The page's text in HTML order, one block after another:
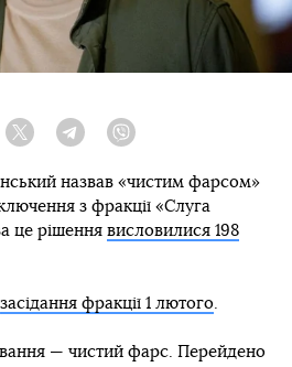
Twitter Telegram
назвав «чистим фарсом»
з фракції «Слуга
це рішення висловилися 198
засідання фракції 1 лютого.
— чистий фарс. Перейдено